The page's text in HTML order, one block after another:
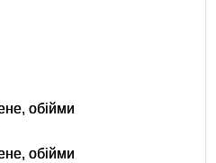
обійми
обійми